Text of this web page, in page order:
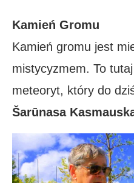
Kamień Gromu
Kamień gromu jest
mistycyzmem. To
meteoryt, który do
Šarūnasa